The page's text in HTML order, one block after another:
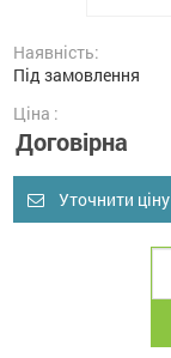
Наявність:
Під замовлення
Ціна :
Договірна
Уточнити ціну